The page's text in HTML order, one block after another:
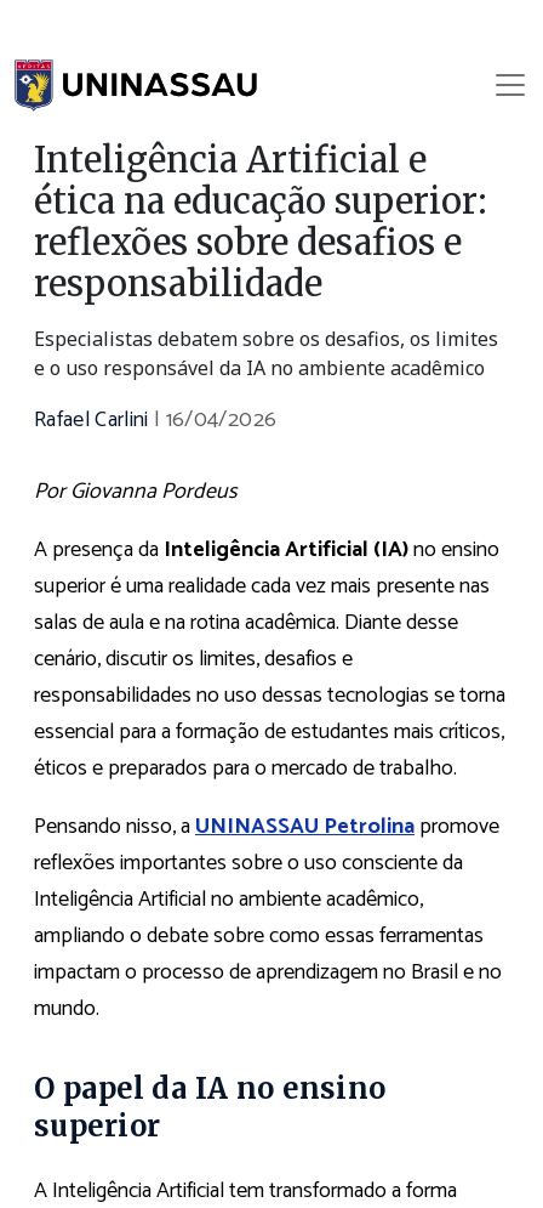
Inteligência Artificial e
ética na educação superior:
reflexões sobre desafios e
responsabilidade
Especialistas debatem sobre os desafios, os limites
e o uso responsável da IA no ambiente acadêmico
Rafael Carlini | 16/04/2026
Por Giovanna Pordeus
A presença da Inteligência Artificial (IA)no ensino
superior é uma realidade cada vez mais presente nas
salas de aula e na rotina acadêmica. Diante desse
cenário, discutir os limites, desafios e
responsabilidades no uso dessas tecnologias se torna
essencial para a formação de estudantes mais críticos,
éticos e preparados para o mercado de trabalho.
Pensando nisso, aUNINASSAU Petrolinapromove
reflexões importantes sobre o uso consciente da
Inteligência Artificial no ambiente acadêmico,
ampliando o debate sobre como essas ferramentas
impactam o processo de aprendizagem no Brasil e no
mundo.
O papel da IA no ensino
superior
A Inteligência Artificial tem transformado a forma